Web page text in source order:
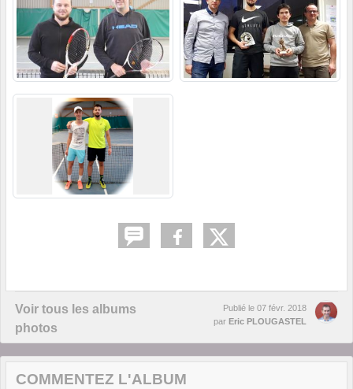
Voir tous les albums
photos
Publié le 07 févr. 2018
par Eric PLOUGASTEL
COMMENTEZ L'ALBUM